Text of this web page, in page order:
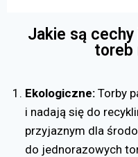
Jakie są
toreb
Ekologiczne:Torby
i nadają się do
przyjaznym dla
do jednorazowych